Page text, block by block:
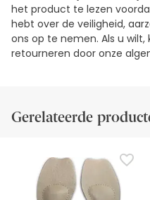
het product te lezen
hebt over de veiligheid,
ons op te nemen. Als u
retourneren door onze
Gerelateerde